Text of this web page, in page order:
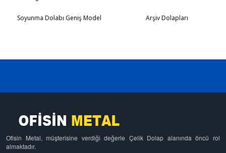
Soyunma Dolabı Geniş Model Arşiv Dolapları
Ofisin Metal, müşterisine verdiği değerle Çelik Dolap alanında öncü rol
almaktadır.